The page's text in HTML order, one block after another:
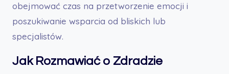
obejmować czas na przetworzenie emocji i
poszukiwanie wsparcia od bliskich lub
specjalistów.
Jak Rozmawiać o Zdradzie